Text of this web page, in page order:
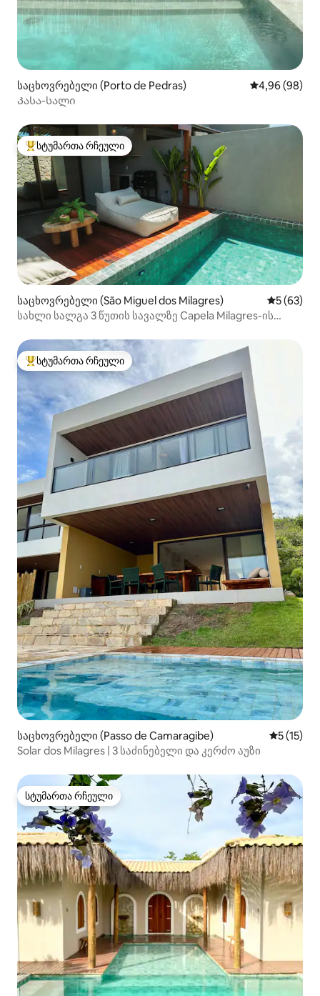
საცხოვრებელი (Porto de Pedras) საშუალო
4,96 (98)
Კასა-სალი
სტუმართა რჩეული მოწინავე ვარიანტი
სტუმართა რჩეული
საცხოვრებელი (São Miguel dos Milagres) საშუალო
5 (63)
სახლი სალგა 3 წუთის სავალზე Capela Milagres-ის
სტუმართა რჩეული მოწინავე ვარიანტი
სტუმართა რჩეული
საცხოვრებელი (Passo de Camaragibe) საშუალო
5 (15)
Solar dos Milagres | 3 საძინებელი და კერძო აუზი
სტუმართა რჩეული
სტუმართა რჩეული